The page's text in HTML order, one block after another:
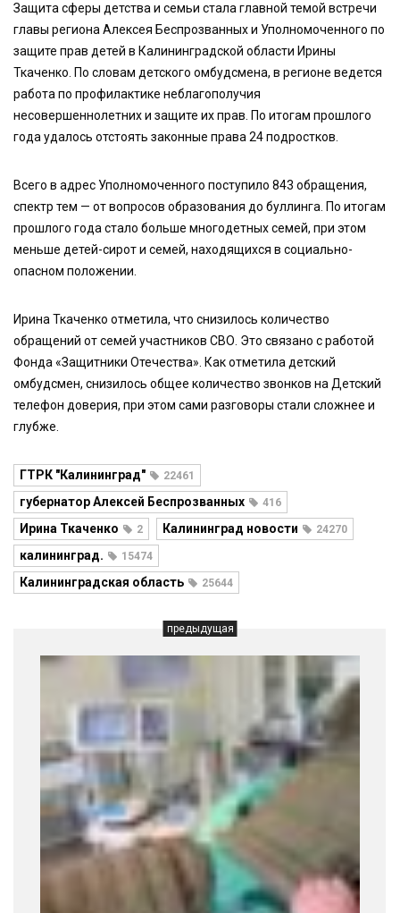
Защита сферы детства и семьи стала главной темой встречи
главы региона Алексея Беспрозванных и Уполномоченного по
защите прав детей в Калининградской области Ирины
Ткаченко. По словам детского омбудсмена, в регионе ведется
работа по профилактике неблагополучия
несовершеннолетних и защите их прав. По итогам прошлого
года удалось отстоять законные права 24 подростков.
Всего в адрес Уполномоченного поступило 843 обращения,
спектр тем — от вопросов образования до буллинга. По итогам
прошлого года стало больше многодетных семей, при этом
меньше детей-сирот и семей, находящихся в социально-
опасном положении.
Ирина Ткаченко отметила, что снизилось количество
обращений от семей участников СВО. Это связано с работой
Фонда «Защитники Отечества». Как отметила детский
омбудсмен, снизилось общее количество звонков на Детский
телефон доверия, при этом сами разговоры стали сложнее и
глубже.
ГТРК "Калининград" 22461
губернатор Алексей Беспрозванных 416
Ирина Ткаченко 2 Калининград новости 24270
калининград. 15474
Калининградская область 25644
предыдущая